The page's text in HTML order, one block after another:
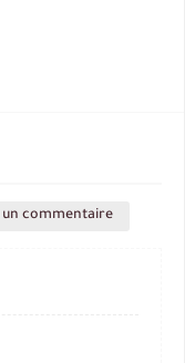
commentaire